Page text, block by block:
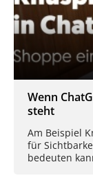
Wenn
steht
Am Beispiel
für
bedeuten